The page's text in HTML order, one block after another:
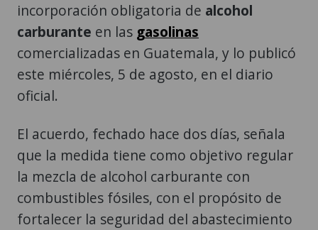
incorporación obligatoria de alcohol
carburante en las gasolinas
comercializadas en Guatemala, y lo publicó
este miércoles, 5 de agosto, en el diario
oficial.
El acuerdo, fechado hace dos días, señala
que la medida tiene como objetivo regular
la mezcla de alcohol carburante con
combustibles fósiles, con el propósito de
fortalecer la seguridad del abastecimiento